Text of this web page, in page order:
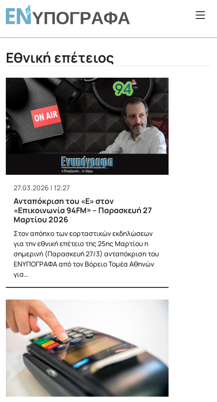
Εθνική επέτειος
27.03.2026 | 12:27
Ανταπόκριση του «Ε» στον
«Επικοινωνία 94FM» – Παρασκευή 27
Μαρτίου 2026
Στον απόηχο των εορταστικών εκδηλώσεων
για την εθνική επέτειο της 25ης Μαρτίου η
σημερινή (Παρασκευή 27/3) ανταπόκριση του
ΕΝΥΠΟΓΡΑΦΑ από τον Βόρειο Τομέα Αθηνών
για…